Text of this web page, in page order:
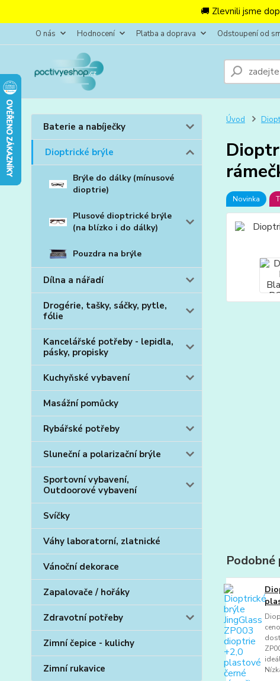
🚚 Zlevnili jsme
O nás Hodnocení Platba a doprava Odstoupení od
Baterie a nabíječky
Dioptrické brýle
Brýle do dálky (mínusové
dioptrie)
Plusové dioptrické brýle
(na blízko i do dálky)
Pouzdra na brýle
Dílna a nářadí
Drogérie, tašky, sáčky, pytle,
fólie
Kancelářské potřeby - lepidla,
pásky, propisky
Kuchyňské vybavení
Masážní pomůcky
Rybářské potřeby
Sluneční a polarizační brýle
Sportovní vybavení,
Outdoorové vybavení
Svíčky
Váhy laboratorní, zlatnické
Vánoční dekorace
Zapalovače / hořáky
Zdravotní potřeby
Zimní čepice - kulichy
Zimní rukavice
Úvod
Novinka